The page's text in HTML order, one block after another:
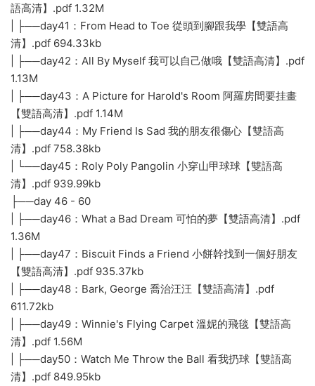
語高清】.pdf 1.32M
| ├──day41：From Head to Toe 從頭到腳跟我學【雙語高
清】.pdf 694.33kb
| ├──day42：All By Myself 我可以自己做哦【雙語高清】.pdf
1.13M
| ├──day43：A Picture for Harold's Room 阿羅房間要挂畫
【雙語高清】.pdf 1.14M
| ├──day44：My Friend Is Sad 我的朋友很傷心【雙語高
清】.pdf 758.38kb
| └──day45：Roly Poly Pangolin 小穿山甲球球【雙語高
清】.pdf 939.99kb
├──day 46 - 60
| ├──day46：What a Bad Dream 可怕的夢【雙語高清】.pdf
1.36M
| ├──day47：Biscuit Finds a Friend 小餅幹找到一個好朋友
【雙語高清】.pdf 935.37kb
| ├──day48：Bark, George 喬治汪汪【雙語高清】.pdf
611.72kb
| ├──day49：Winnie's Flying Carpet 溫妮的飛毯【雙語高
清】.pdf 1.56M
| ├──day50：Watch Me Throw the Ball 看我扔球【雙語高
清】.pdf 849.95kb